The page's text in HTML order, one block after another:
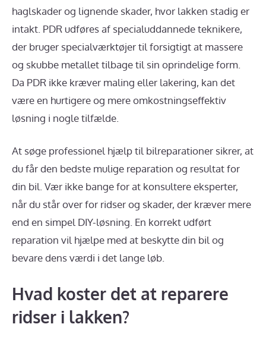
haglskader og lignende skader, hvor lakken stadig er
intakt. PDR udføres af specialuddannede teknikere,
der bruger specialværktøjer til forsigtigt at massere
og skubbe metallet tilbage til sin oprindelige form.
Da PDR ikke kræver maling eller lakering, kan det
være en hurtigere og mere omkostningseffektiv
løsning i nogle tilfælde.
At søge professionel hjælp til bilreparationer sikrer, at
du får den bedste mulige reparation og resultat for
din bil. Vær ikke bange for at konsultere eksperter,
når du står over for ridser og skader, der kræver mere
end en simpel DIY-løsning. En korrekt udført
reparation vil hjælpe med at beskytte din bil og
bevare dens værdi i det lange løb.
Hvad koster det at reparere
ridser i lakken?